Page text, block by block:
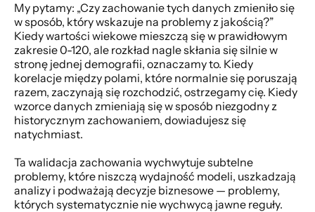
My pytamy: „Czy zachowanie tych danych zmieniło się
w sposób, który wskazuje na problemy z jakością?”
Kiedy wartości wiekowe mieszczą się w prawidłowym
zakresie 0-120, ale rozkład nagle skłania się silnie w
stronę jednej demografii, oznaczamy to. Kiedy
korelacje między polami, które normalnie się poruszają
razem, zaczynają się rozchodzić, ostrzegamy cię. Kiedy
wzorce danych zmieniają się w sposób niezgodny z
historycznym zachowaniem, dowiadujesz się
natychmiast.
Ta walidacja zachowania wychwytuje subtelne
problemy, które niszczą wydajność modeli, uszkadzają
analizy i podważają decyzje biznesowe — problemy,
których systematycznie nie wychwycą jawne reguły.